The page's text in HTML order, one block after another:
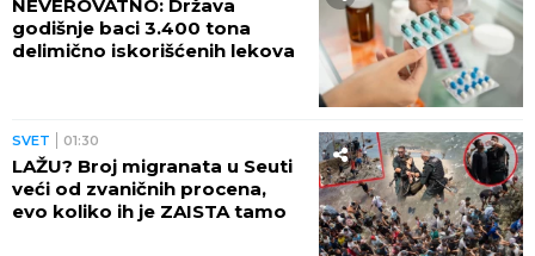
by Aklamator
SVET 10:10
UMALO SUDAR DVA AVIONA
NA PISTI! Haos na aerodromu,
stotine putnika PRETRNULO